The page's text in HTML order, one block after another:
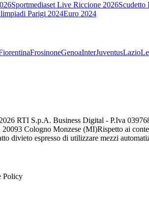
Sportmediaset Live Riccione 2026Scudetto
Parigi 2024Euro 2024
FrosinoneGenoaInterJuventusLazio
2026 RTI S.p.A. Business Digital - P.Iva
Cologno Monzese (MI)Rispetto ai
divieto espresso di utilizzare mezzi
Policy